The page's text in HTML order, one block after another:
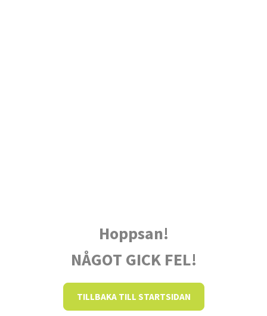
Hoppsan!
NÅGOT GICK FEL!
TILLBAKA TILL STARTSIDAN